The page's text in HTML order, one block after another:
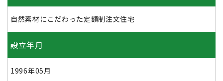
自然素材にこだわった定額制注文住宅
設立年月
1996年05月